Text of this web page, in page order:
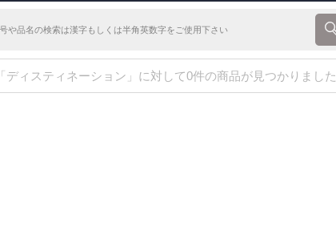
「ディスティネーション」に対して0件の商品が見つかりました